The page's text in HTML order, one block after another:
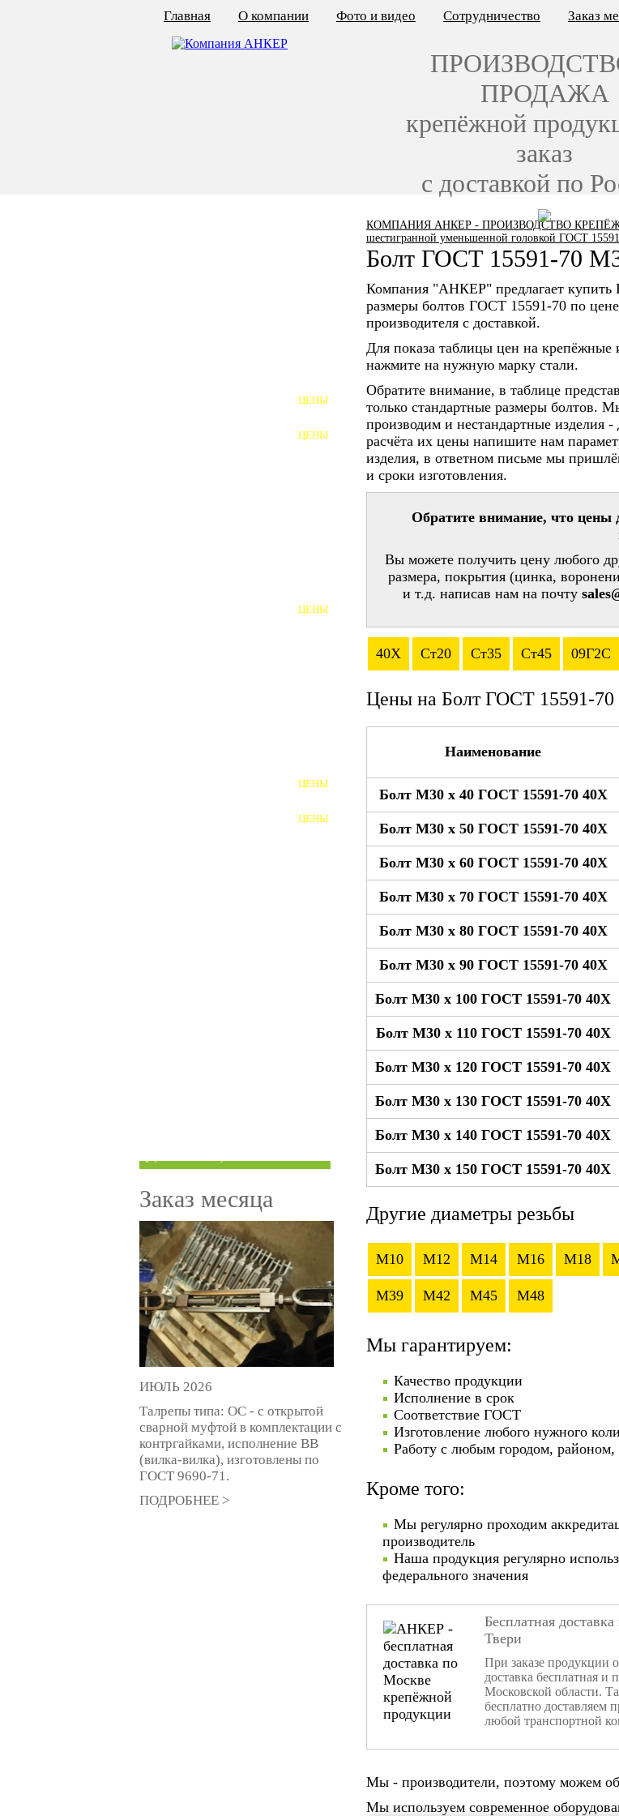
КОМПАНИЯ АНКЕР - ПРОИЗВОДСТВО
шестигранной уменьшенной головкой ГОСТ
Болт ГОСТ 15591-70
Компания "АНКЕР" предлагает
размеры болтов ГОСТ 15591-70 по цене
производителя с доставкой.
Для показа таблицы цен на крепёжные
нажмите на нужную марку стали.
Обратите внимание, в таблице
только стандартные размеры болтов.
производим и нестандартные изделия -
расчёта их цены напишите нам
изделия, в ответном письме мы
и сроки изготовления.
Обратите внимание, что цены
Вы можете получить цену любого
размера, покрытия (цинка,
и т.д. написав нам на почту
40Х Ст20 Ст35 Ст45 09Г2С
Цены на Болт ГОСТ 15591-
Наименование
Болт М30 x 40 ГОСТ 15591-70 40Х
Болт М30 x 50 ГОСТ 15591-70 40Х
Болт М30 x 60 ГОСТ 15591-70 40Х
Болт М30 x 70 ГОСТ 15591-70 40Х
Болт М30 x 80 ГОСТ 15591-70 40Х
Болт М30 x 90 ГОСТ 15591-70 40Х
Болт М30 x 100 ГОСТ 15591-70 40Х
Болт М30 x 110 ГОСТ 15591-70 40Х
Болт М30 x 120 ГОСТ 15591-70 40Х
Болт М30 x 130 ГОСТ 15591-70 40Х
Болт М30 x 140 ГОСТ 15591-70 40Х
Болт М30 x 150 ГОСТ 15591-70 40Х
Другие диаметры резьбы
M10 M12 M14 M16 M18
M39 M42 M45 M48
Мы гарантируем:
Качество продукции
Исполнение в срок
Соответствие ГОСТ
Изготовление любого нужного
Работу с любым городом, районом,
Кроме того:
Мы регулярно проходим
производитель
Наша продукция регулярно
федерального значения
Бесплатная
Твери
При заказе продукции
доставка бесплатная и
Московской области.
бесплатно доставляем
любой транспортной
Мы - производители, поэтому можем
Мы используем современное
ЦЕНЫ
ЦЕНЫ
ШАЙБЫ ФУНДАМЕНТНЫЕ
ЦЕНЫ
ЦЕНЫ
ЦЕНЫ
Заказ месяца
ИЮЛЬ 2026
Талрепы типа: ОС - с открытой
сварной муфтой в комплектации с
контргайками, исполнение ВВ
(вилка-вилка), изготовлены по
ГОСТ 9690-71.
ПОДРОБНЕЕ >
Главная О компании Фото и видео Сотрудничество Заказ
ПРОДАЖА
крепёжной
заказ
с доставкой по